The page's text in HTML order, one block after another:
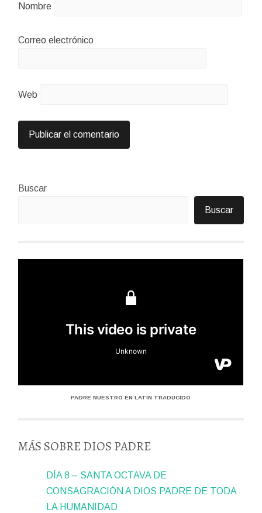
Nombre
Correo electrónico
Web
Buscar
Buscar
PADRE NUESTRO EN LATÍN TRADUCIDO
MÁS SOBRE DIOS PADRE
DÍA 8 – SANTA OCTAVA DE
CONSAGRACIÓN A DIOS PADRE DE TODA
LA HUMANIDAD